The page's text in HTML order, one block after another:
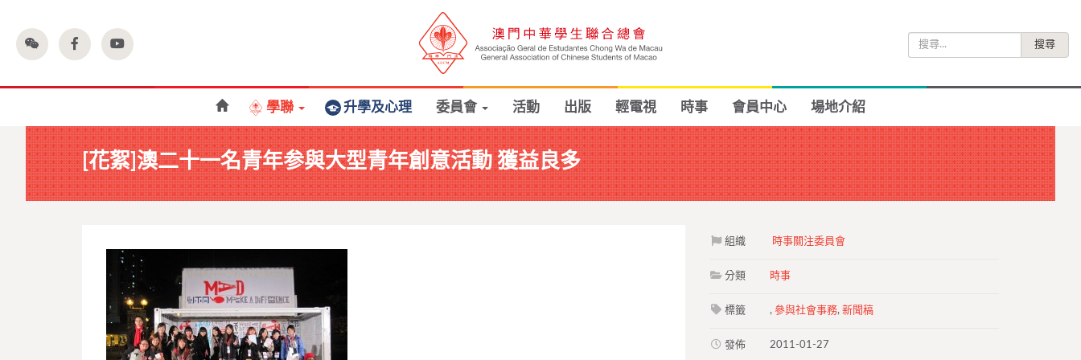
尋
學聯 升學及心理 委員會 活動 出版 輕電視 時事 會員中心 場地介紹
[花絮]澳二十一名青年参與大型青年創意活動 獲益良多
組織 時事關注委員會
分類 時事
標籤 ,參與社會事務,新聞稿
發佈 2011-01-27